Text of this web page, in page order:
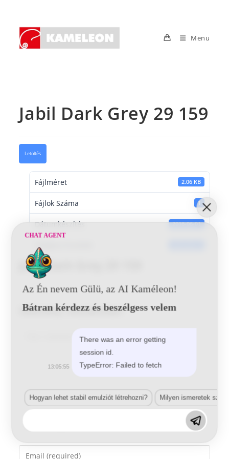
content
Menu
Jabil Dark Grey 29 159
Letöltés
Fájlméret 2.06 KB
Fájlok Száma 1
Dátumkészítés 2016-06-01
Utoljára frissített
Jabil Dark Grey 29 159
Vélemény, hozzászólás?
your
name
Enter
CHAT AGENT
Az Én nevem Gülü, az AI Kaméleon!
Bátran kérdezz és beszélgess velem
There was an error getting
session id.
TypeError: Failed to fetch
13:05:55
Hogyan lehet stabil emulziót létrehozni? Milyen ismeretek